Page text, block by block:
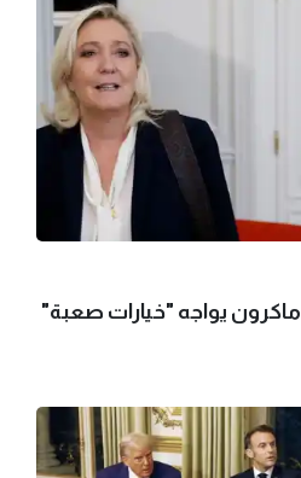
يواجه "خيارات صعبة"